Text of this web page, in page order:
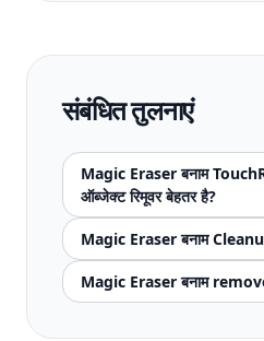
संबंधित तुलनाएं
Magic Eraser बनाम
ऑब्जेक्ट रिमूवर बेहतर है?
Magic Eraser बनाम
Magic Eraser बनाम